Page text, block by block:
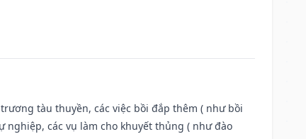
tàu thuyền, các việc bồi đắp thêm ( như bồi
các vụ làm cho khuyết thủng ( như đào